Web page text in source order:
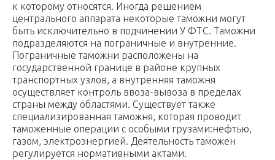
к которому относятся. Иногда решением
центрального аппарата некоторые таможни могут
быть исключительно в подчинении У ФТС. Таможни
подразделяются на пограничные и внутренние.
Пограничные таможни расположены на
государственной границе в районе крупных
транспортных узлов, а внутренняя таможня
осуществляет контроль ввоза-вывоза в пределах
страны между областями. Существует также
специализированная таможня, которая проводит
таможенные операции с особыми грузами:нефтью,
газом, электроэнергией. Деятельность таможен
регулируется нормативными актами.